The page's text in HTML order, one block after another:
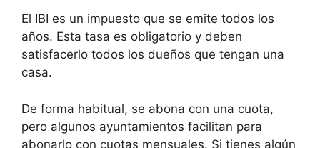
El IBI es un impuesto que se emite todos los
años. Esta tasa es obligatorio y deben
satisfacerlo todos los dueños que tengan una
casa.
De forma habitual, se abona con una cuota,
pero algunos ayuntamientos facilitan para
abonarlo con cuotas mensuales. Si tienes algún